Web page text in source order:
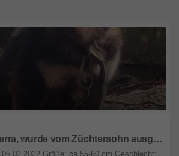
liebe, kastrierte Herra, wurde vom Züchtersohn ausgesetzt; wir suchen ein Heim für sie
05.02.2022 Größe: ca.55-60 cm Geschlecht: